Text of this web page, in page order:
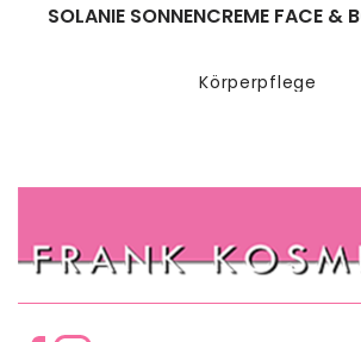
Körperpflege
SOLANIE SONNENCREME FACE &